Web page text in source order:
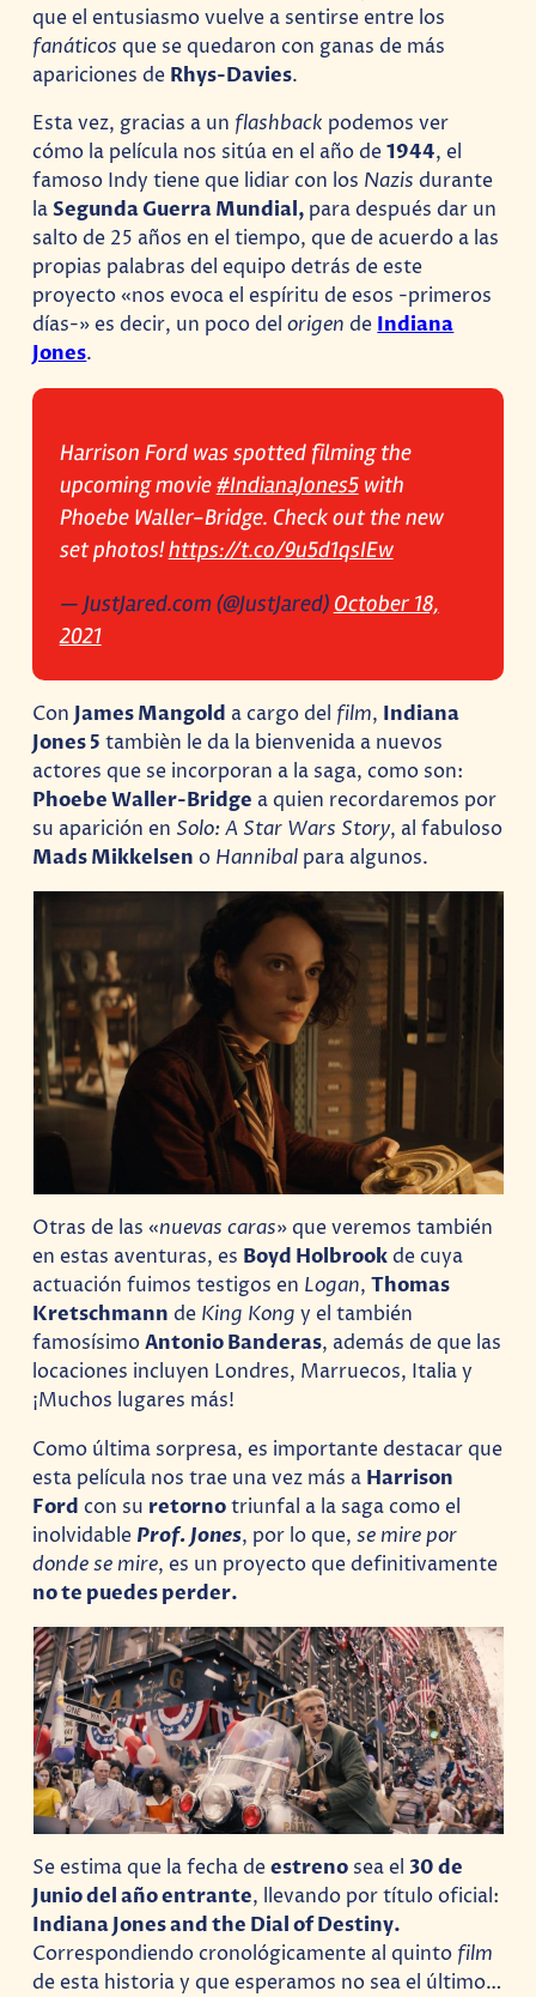
que el entusiasmo vuelve a sentirse entre los
fanáticos que se quedaron con ganas de más
apariciones de Rhys-Davies.
Esta vez, gracias a un flashback podemos ver
cómo la película nos sitúa en el año de1944, el
famoso Indy tiene que lidiar con los Nazis durante
laSegunda Guerra Mundial, para después dar un
salto de 25 años en el tiempo, que de acuerdo a las
propias palabras del equipo detrás de este
proyecto «nos evoca el espíritu de esos -primeros
días-» es decir, un poco delorigen de Indiana
Jones.
Harrison Ford was spotted filming the
upcoming movie#IndianaJones5with
Phoebe Waller-Bridge. Check out the new
set photos!https://t.co/9u5d1qsIEw
— JustJared.com (@JustJared) October 18,
2021
Con James Mangold a cargo del film, Indiana
Jones 5 tambièn le da la bienvenida a nuevos
actores que se incorporan a la saga, como son:
Phoebe Waller-Bridge a quien recordaremos por
su aparición en Solo: A Star Wars Story, al fabuloso
Mads Mikkelsen o Hannibal para algunos.
Otras de las «nuevas caras» que veremos también
en estas aventuras, es Boyd Holbrookde cuya
actuación fuimos testigos en Logan,Thomas
Kretschmann de King Kong y el también
famosísimoAntonio Banderas, además de que las
locaciones incluyen Londres, Marruecos, Italia y
¡Muchos lugares más!
Como última sorpresa, es importante destacar que
esta película nos trae una vez más a Harrison
Ford con su retornotriunfal a la saga como el
inolvidable Prof. Jones, por lo que,se mire por
donde se mire, es un proyecto que definitivamente
no te puedes perder.
Se estima que la fecha deestreno sea el 30 de
Junio del año entrante, llevando por título oficial:
Indiana Jones and the Dial of Destiny.
Correspondiendo cronológicamente al quinto film
de esta historia y que esperamos no sea el último…